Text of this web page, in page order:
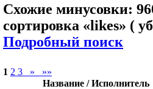
Схожие минусовки:
сортировка «likes» (
Подробный поиск
1 2 3 »
»»
Название / Исполнитель